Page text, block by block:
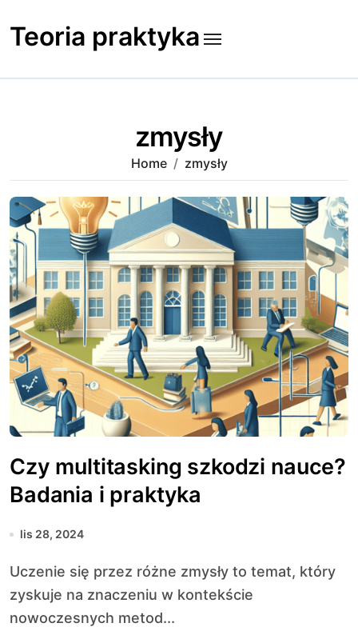
to
content
Teoria praktyka
zmysły
Home zmysły
Czy multitasking szkodzi nauce?
Badania i praktyka
lis 28, 2024
Uczenie się przez różne zmysły to temat, który
zyskuje na znaczeniu w kontekście
nowoczesnych metod...